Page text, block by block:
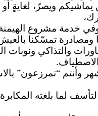
يماشيكم ويصرّ، لغايةٍ
وفي خدمة مشروع
ومصادرة تمسّكنا
والتذاكي ونوبات
وأنتم “تمرزعون”
لما بلغته